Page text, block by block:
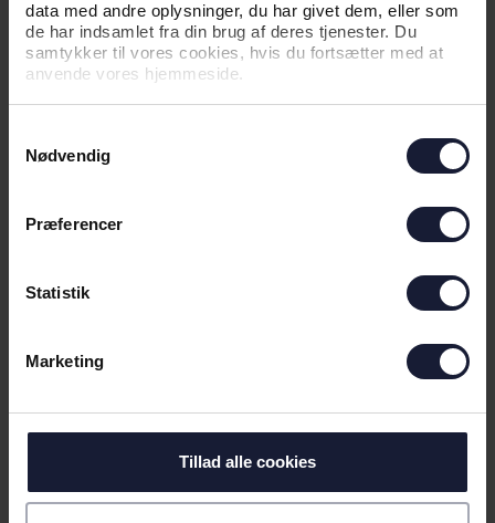
data med andre oplysninger, du har givet dem, eller som
de har indsamlet fra din brug af deres tjenester. Du
samtykker til vores cookies, hvis du fortsætter med at
anvende vores hjemmeside.
Nødvendig
Præferencer
Statistik
Marketing
Tillad alle cookies
10.08.2026
UDSOLGT TIL UDEKAMPEN I